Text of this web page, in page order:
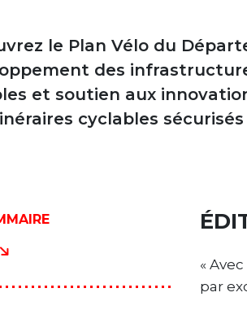
le Plan Vélo du
des
et soutien aux
cyclables
«
par